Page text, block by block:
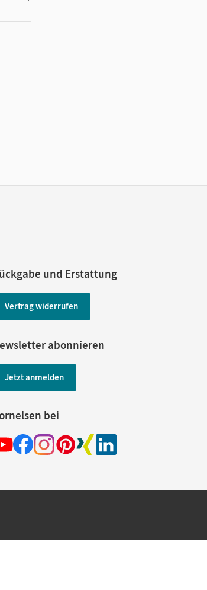
und Erstattung
Vertrag widerrufen
abonnieren
Jetzt anmelden
bei
innerhalb Deutschlands